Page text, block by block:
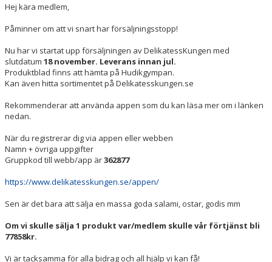
HYRA/BOKNING
KLÄDBESTÄLLNING
LEDARE
GDPR
PRESS
Hej kära medlem,
Påminner om att vi snart har försäljningsstopp!
Nu har vi startat upp försäljningen av DelikatessKungen med
slutdatum 18 november. Leverans innan jul.
Produktblad finns att hämta på Hudikgympan.
Kan även hitta sortimentet på Delikatesskungen.se
Rekommenderar att använda appen som du kan läsa mer om i länken
nedan.
När du registrerar dig via appen eller webben
Namn + övriga uppgifter
Gruppkod till webb/app är362877
https://www.delikatesskungen.se/appen/
Sen är det bara att sälja en massa goda salami, ostar, godis mm
Om vi skulle sälja 1 produkt var/medlem skulle vår förtjänst bli
77858kr.
Vi är tacksamma för alla bidrag och all hjälp vi kan få!